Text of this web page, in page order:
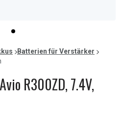
item
0 Batterien für Verstärker
R300ZD, 7.4V,